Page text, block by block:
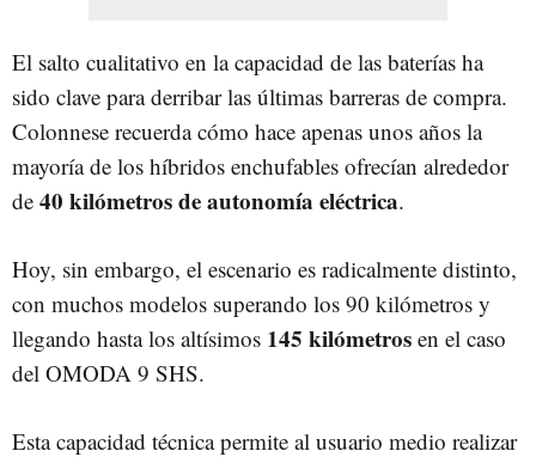
El salto cualitativo en la capacidad de las baterías ha
sido clave para derribar las últimas barreras de compra.
Colonnese recuerda cómo hace apenas unos años la
mayoría de los híbridos enchufables ofrecían alrededor
de 40 kilómetros de autonomía eléctrica.
Hoy, sin embargo, el escenario es radicalmente distinto,
con muchos modelos superando los 90 kilómetros y
llegando hasta los altísimos 145 kilómetros en el caso
del OMODA 9 SHS.
Esta capacidad técnica permite al usuario medio realizar